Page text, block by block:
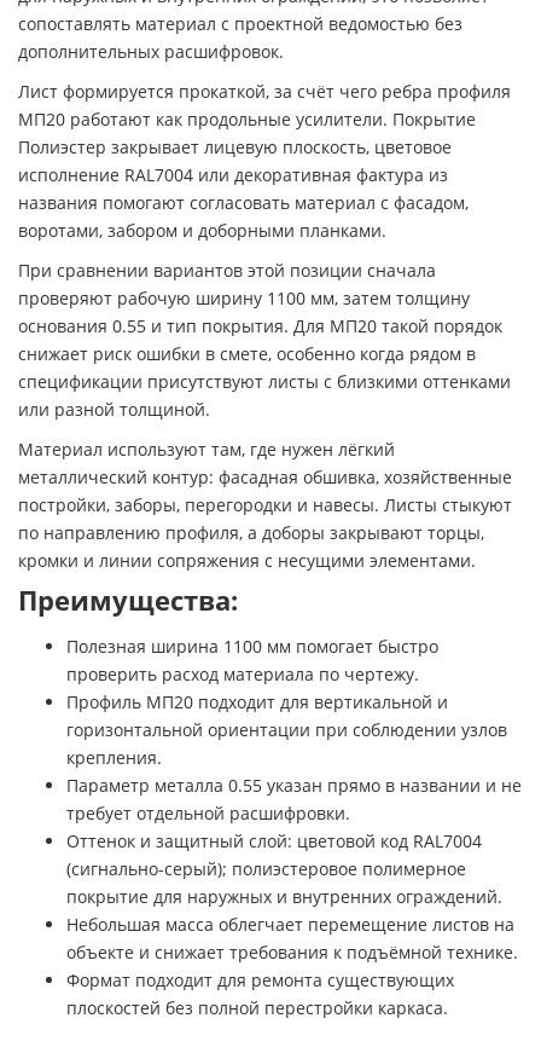
сопоставлять материал с проектной ведомостью без
дополнительных расшифровок.
Лист формируется прокаткой, за счёт чего ребра профиля
МП20 работают как продольные усилители. Покрытие
Полиэстер закрывает лицевую плоскость, цветовое
исполнение RAL7004 или декоративная фактура из
названия помогают согласовать материал с фасадом,
воротами, забором и доборными планками.
При сравнении вариантов этой позиции сначала
проверяют рабочую ширину 1100 мм, затем толщину
основания 0.55 и тип покрытия. Для МП20 такой порядок
снижает риск ошибки в смете, особенно когда рядом в
спецификации присутствуют листы с близкими оттенками
или разной толщиной.
Материал используют там, где нужен лёгкий
металлический контур: фасадная обшивка, хозяйственные
постройки, заборы, перегородки и навесы. Листы стыкуют
по направлению профиля, а доборы закрывают торцы,
кромки и линии сопряжения с несущими элементами.
Преимущества:
Полезная ширина 1100 мм помогает быстро
проверить расход материала по чертежу.
Профиль МП20 подходит для вертикальной и
горизонтальной ориентации при соблюдении узлов
крепления.
Параметр металла 0.55 указан прямо в названии и не
требует отдельной расшифровки.
Оттенок и защитный слой: цветовой код RAL7004
(сигнально-серый); полиэстеровое полимерное
покрытие для наружных и внутренних ограждений.
Небольшая масса облегчает перемещение листов на
объекте и снижает требования к подъёмной технике.
Формат подходит для ремонта существующих
плоскостей без полной перестройки каркаса.